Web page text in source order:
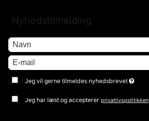
Nyhedstilmelding
Jeg vil gerne tilmeldes nyhedsbrevet
Jeg har læst og acceptererprivatlivspolitikken